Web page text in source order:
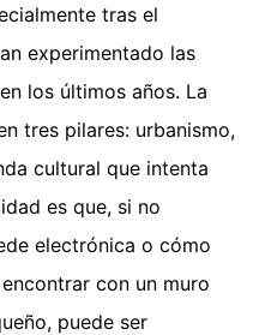
tras el
experimentado las
los últimos años. La
tres pilares: urbanismo,
cultural que intenta
es que, si no
electrónica o cómo
con un muro
puede ser